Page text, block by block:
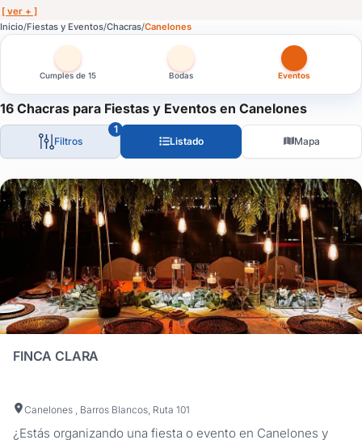
[ ver + ]
Inicio Fiestas y Eventos Chacras Canelones
Cumples de 15 Bodas Eventos
16 Chacras para Fiestas y Eventos en Canelones
Filtros
1
Listado
Mapa
FINCA CLARA
Canelones , Barros Blancos, Ruta 101
¿Estás organizando una fiesta o evento en Canelones y
Chacras para Fiestas y Eventos en Canelones
Guía actualizada de
Chacras para Eventos
. Podés buscarlas
¡Seguro encontrás la chacra que más se adapte al tipo de
Chacras para Eventos Corporativos y Sociales en Montevideo:
Descubrí nuestra selección curada de chacras y espacios
Esta guía te permite encontrar el escenario perfecto para
Cada lugar destaca por su versatilidad: desde salones con
Muchas de los lugares ofrecen servicios de gestión integral,
¿Buscás una chacra que se adapte a tus necesidades y
Navegá nuestra guía, compará capacidades, mirá el mapa
Empezá hoy mismo a diseñar una experiencia a la altura de tus